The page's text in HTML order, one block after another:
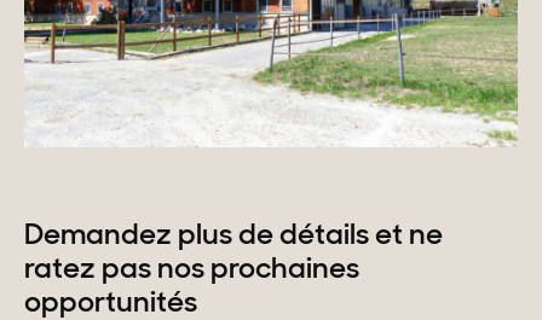
Demandez plus de détails et ne
ratez pas nos prochaines
opportunités